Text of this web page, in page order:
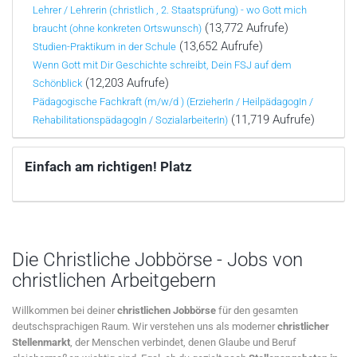
Lehrer / Lehrerin (christlich , 2. Staatsprüfung) - wo Gott mich
braucht (ohne konkreten Ortswunsch) (13,772 Aufrufe)
Studien-Praktikum in der Schule (13,652 Aufrufe)
Wenn Gott mit Dir Geschichte schreibt, Dein FSJ auf dem
Schönblick (12,203 Aufrufe)
Pädagogische Fachkraft (m/w/d ) (ErzieherIn / HeilpädagogIn /
RehabilitationspädagogIn / SozialarbeiterIn) (11,719 Aufrufe)
Einfach am richtigen! Platz
Die Christliche Jobbörse - Jobs von
christlichen Arbeitgebern
Willkommen bei deinerchristlichen Jobbörse für den gesamten
deutschsprachigen Raum. Wir verstehen uns als modernerchristlicher
Stellenmarkt, der Menschen verbindet, denen Glaube und Beruf